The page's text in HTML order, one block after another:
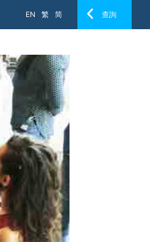
EN 繁 简 查詢